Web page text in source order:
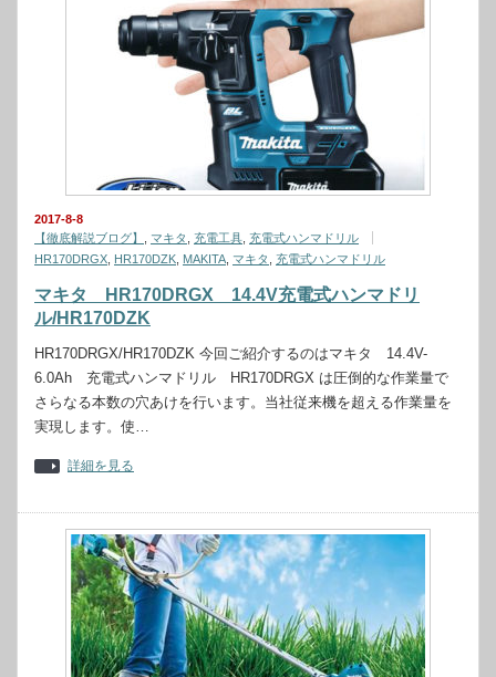
2017-8-8
【徹底解説ブログ】
マキタ 充電工具 充電式ハンマドリル
HR170DRGX HR170DZK MAKITA マキタ 充電式ハンマドリル
マキタ HR170DRGX 14.4V充電式ハンマドリ
ル/HR170DZK
HR170DRGX/HR170DZK 今回ご紹介するのはマキタ 14.4V-
6.0Ah 充電式ハンマドリル HR170DRGX は圧倒的な作業量で
さらなる本数の穴あけを行います。当社従来機を超える作業量を
実現します。使…
詳細を見る